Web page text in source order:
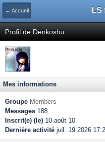
← Accueil LS
Profil de Denkoshu
Mes informations
Groupe Members
Messages 188
Inscrit(e) (le) 10-août 10
Dernière activité juil. 19 2026